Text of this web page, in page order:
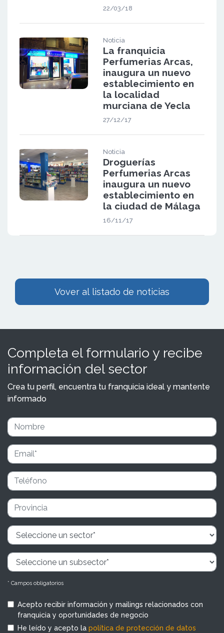
22/03/18
Noticia
La franquicia
Perfumerias Arcas,
inaugura un nuevo
establecimiento en
la localidad
murciana de Yecla
27/12/17
Noticia
Droguerías
Perfumerias Arcas
inaugura un nuevo
establecimiento en
la ciudad de Málaga
16/11/17
Vover al listado de noticias
Completa el formulario y recibe
información del sector
Crea tu perfil, encuentra tu franquicia ideal y mantente
informado
* Campos obligatorios
Acepto recibir información y mailings relacionados con
franquicia y oportunidades de negocio
He leído y acepto la política de protección de datos